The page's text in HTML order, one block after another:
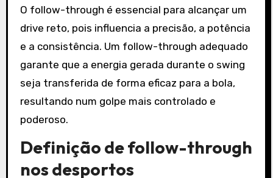
O follow-through é essencial para alcançar um
drive reto, pois influencia a precisão, a potência
e a consistência. Um follow-through adequado
garante que a energia gerada durante o swing
seja transferida de forma eficaz para a bola,
resultando num golpe mais controlado e
poderoso.
Definição de follow-through
nos desportos